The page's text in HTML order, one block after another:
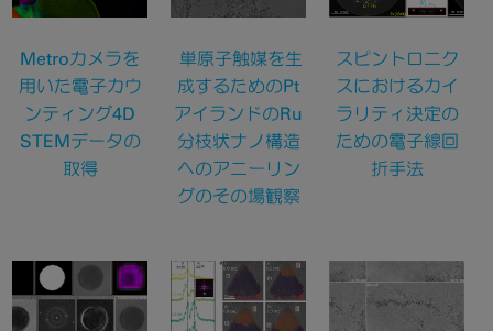
Metroカメラを
用いた電子カウ
ンティング4D
STEMデータの
取得
単原子触媒を生
成するためのPt
アイランドのRu
分枝状ナノ構造
へのアニーリン
グのその場観察
スピントロニク
スにおけるカイ
ラリティ決定の
ための電子線回
折手法